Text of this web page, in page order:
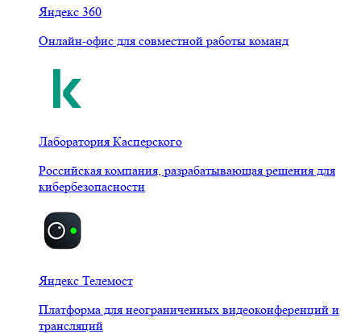
Яндекс 360
Онлайн-офис для совместной работы команд
Лаборатория Касперского
Российская компания, разрабатывающая решения для
кибербезопасности
Яндекс Телемост
Платформа для неограниченных видеоконференций и
трансляций